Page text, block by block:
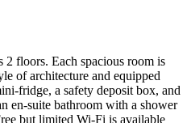
floors. Each spacious room is
of architecture and equipped
fridge, a safety deposit box, and
en-suite bathroom with a shower
but limited Wi-Fi is available